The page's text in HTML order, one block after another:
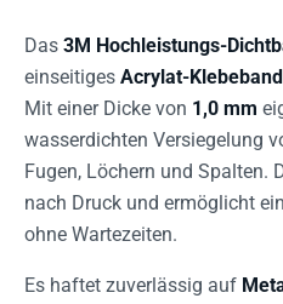
Das 3M Hochleistungs-
einseitiges Acrylat-Klebeband
Mit einer Dicke von 1,0 mm
wasserdichten Versiegelung
Fugen, Löchern und Spalten.
nach Druck und ermöglicht
ohne Wartezeiten.
Es haftet zuverlässig auf